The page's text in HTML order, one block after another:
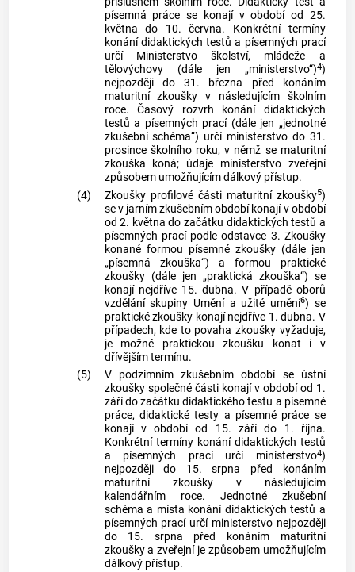
písemná práce se konají v období od 25.
května do 10. června. Konkrétní termíny
konání didaktických testů a písemných prací
určí Ministerstvo školství, mládeže a
tělovýchovy (dále jen „ministerstvo“)4)
nejpozději do 31. března před konáním
maturitní zkoušky v následujícím školním
roce. Časový rozvrh konání didaktických
testů a písemných prací (dále jen „jednotné
zkušební schéma“) určí ministerstvo do 31.
prosince školního roku, v němž se maturitní
zkouška koná; údaje ministerstvo zveřejní
způsobem umožňujícím dálkový přístup.
(4)
Zkoušky profilové části maturitní zkoušky5)
se v jarním zkušebním období konají v období
od 2. května do začátku didaktických testů a
písemných prací podle odstavce 3. Zkoušky
konané formou písemné zkoušky (dále jen
„písemná zkouška“) a formou praktické
zkoušky (dále jen „praktická zkouška“) se
konají nejdříve 15. dubna. V případě oborů
vzdělání skupiny Umění a užité umění6) se
praktické zkoušky konají nejdříve 1. dubna. V
případech, kde to povaha zkoušky vyžaduje,
je možné praktickou zkoušku konat i v
dřívějším termínu.
(5)
V podzimním zkušebním období se ústní
zkoušky společné části konají v období od 1.
září do začátku didaktického testu a písemné
práce, didaktické testy a písemné práce se
konají v období od 15. září do 1. října.
Konkrétní termíny konání didaktických testů
a písemných prací určí ministerstvo4)
nejpozději do 15. srpna před konáním
maturitní zkoušky v následujícím
kalendářním roce. Jednotné zkušební
schéma a místa konání didaktických testů a
písemných prací určí ministerstvo nejpozději
do 15. srpna před konáním maturitní
zkoušky a zveřejní je způsobem umožňujícím
dálkový přístup.